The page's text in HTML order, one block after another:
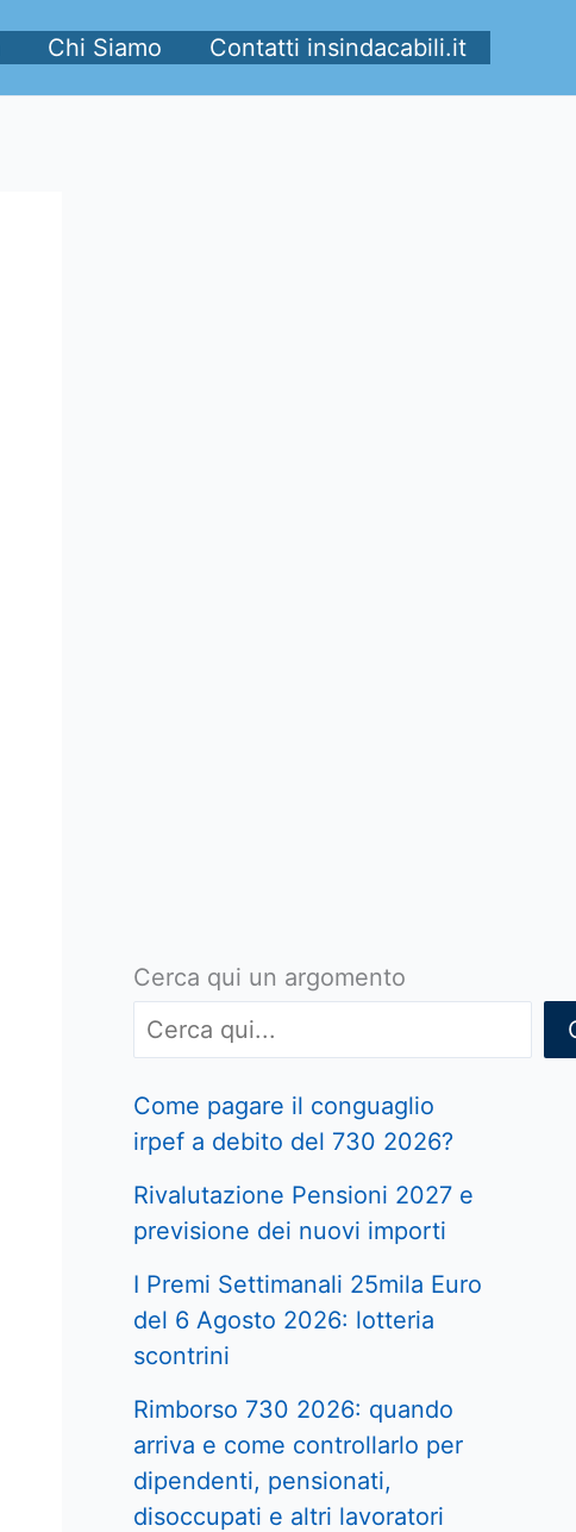
Chi Siamo Contatti insindacabili.it
Cerca qui un argomento
Come pagare il conguaglio
irpef a debito del 730 2026?
Rivalutazione Pensioni 2027 e
previsione dei nuovi importi
I Premi Settimanali 25mila Euro
del 6 Agosto 2026: lotteria
scontrini
Rimborso 730 2026: quando
arriva e come controllarlo per
dipendenti, pensionati,
disoccupati e altri lavoratori